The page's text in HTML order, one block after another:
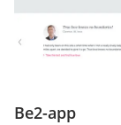
Be2-app